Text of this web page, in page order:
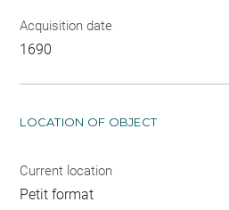
Acquisition date
1690
LOCATION OF OBJECT
Current location
Petit format